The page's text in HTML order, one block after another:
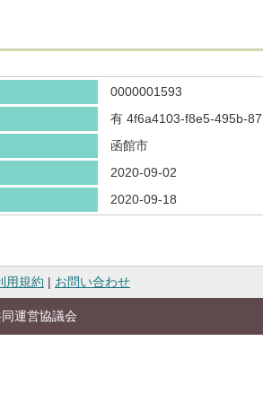
0000001593
有 4f6a4103-f8e5-495b-
函館市
2020-09-02
2020-09-18
用規約 | お問い合わせ
運営協議会